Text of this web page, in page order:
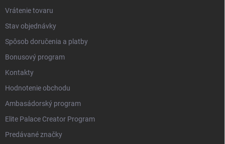
Vrátenie tovaru
Stav objednávky
Spôsob doručenia a platby
Bonusový program
Kontakty
Hodnotenie obchodu
Ambasádorský program
Elite Palace Creator Program
Predávané značky